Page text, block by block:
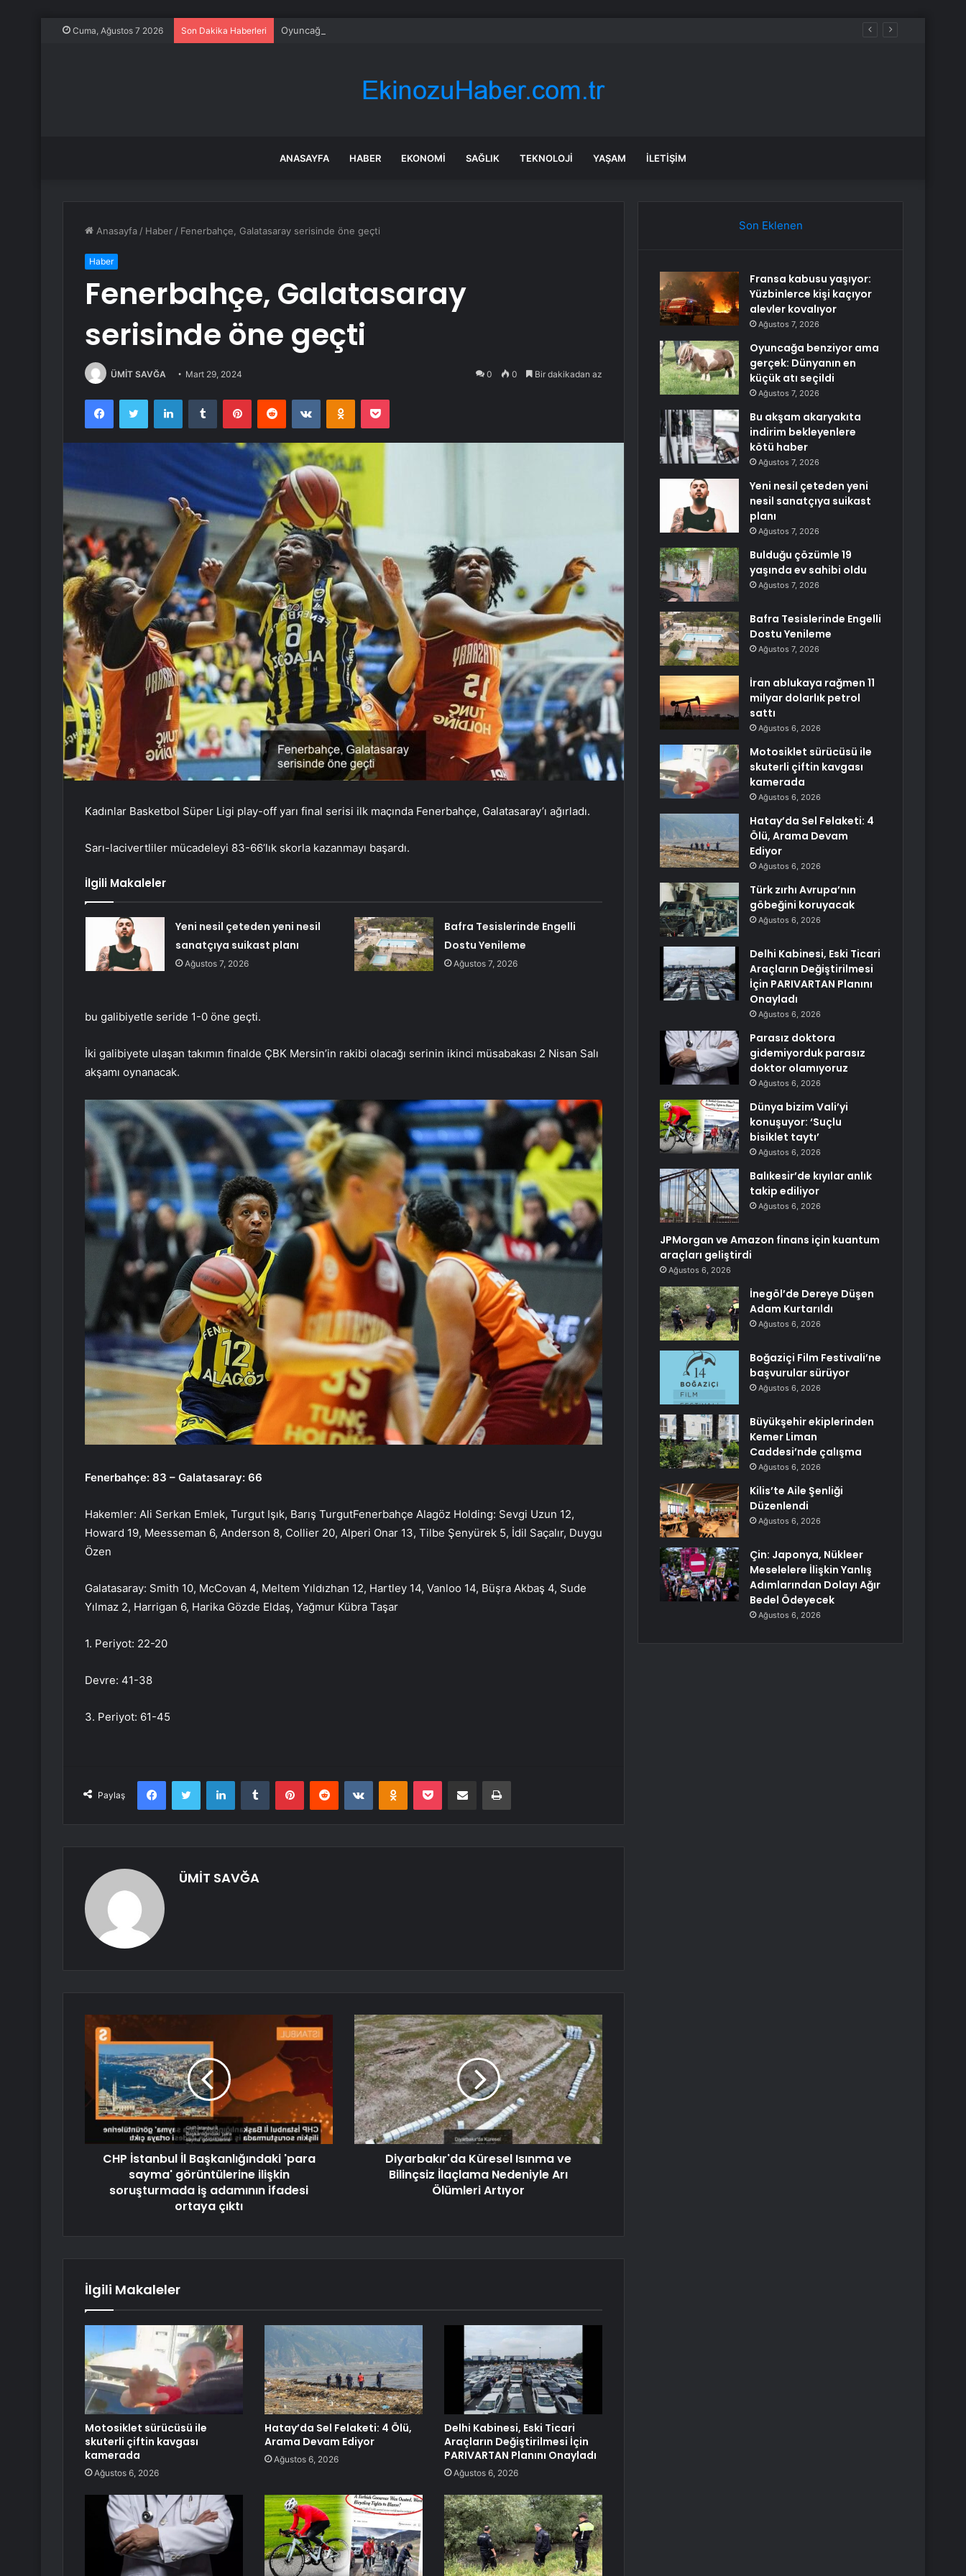
Cuma, Ağustos 7 2026 Son Dakika Haberleri Oyuncağa benziyor ama gerçek: Dünyanın en küçük atı seçildi
ANASAYFA HABER EKONOMI SAĞLIK TEKNOLOJI YAŞAM İLETIŞIM
Anasayfa / Haber / Fenerbahçe, Galatasaray serisinde öne geçti
Haber
Fenerbahçe, Galatasaray
serisinde öne geçti
ÜMİT SAVĞA Mart 29, 2024 0 0 Bir dakikadan az
FacebookTwitter LinkedInTumblr PinterestReddit VKontakteOdnoklassniki
Pocket
Kadınlar Basketbol Süper Ligi play-off yarı final serisi ilk maçında Fenerbahçe, Galatasaray’ı ağırladı.
Sarı-lacivertliler mücadeleyi 83-66’lık skorla kazanmayı başardı.
İlgili Makaleler
Yeni nesil çeteden yeni nesil
sanatçıya suikast planı
Ağustos 7, 2026
Bafra Tesislerinde Engelli
Dostu Yenileme
Ağustos 7, 2026
bu galibiyetle seride 1-0 öne geçti.
İki galibiyete ulaşan takımın finalde ÇBK Mersin’in rakibi olacağı serinin ikinci müsabakası 2 Nisan Salı
akşamı oynanacak.
Fenerbahçe: 83 – Galatasaray: 66
Hakemler: Ali Serkan Emlek, Turgut Işık, Barış TurgutFenerbahçe Alagöz Holding: Sevgi Uzun 12,
Howard 19, Meesseman 6, Anderson 8, Collier 20, Alperi Onar 13, Tilbe Şenyürek 5, İdil Saçalır, Duygu
Özen
Galatasaray: Smith 10, McCovan 4, Meltem Yıldızhan 12, Hartley 14, Vanloo 14, Büşra Akbaş 4, Sude
Yılmaz 2, Harrigan 6, Harika Gözde Eldaş, Yağmur Kübra Taşar
1. Periyot: 22-20
Devre: 41-38
3. Periyot: 61-45
Paylaş
FacebookTwitter LinkedInTumblr PinterestReddit VKontakteOdnoklassniki
Pocket E-Posta ile paylaş Yazdır
ÜMİT SAVĞA
CHP İstanbul İl Başkanlığındaki 'para
sayma' görüntülerine ilişkin
soruşturmada iş adamının ifadesi
ortaya çıktı
Diyarbakır'da Küresel Isınma ve
Bilinçsiz İlaçlama Nedeniyle Arı
Ölümleri Artıyor
İlgili Makaleler
Motosiklet sürücüsü ile
skuterli çiftin kavgası
kamerada
Ağustos 6, 2026
Hatay’da Sel Felaketi: 4 Ölü,
Arama Devam Ediyor
Ağustos 6, 2026
Delhi Kabinesi, Eski Ticari
Araçların Değiştirilmesi İçin
PARIVARTAN Planını Onayladı
Ağustos 6, 2026
Son Eklenen
Fransa kabusu yaşıyor:
Yüzbinlerce kişi kaçıyor
alevler kovalıyor
Ağustos 7, 2026
Oyuncağa benziyor ama
gerçek: Dünyanın en
küçük atı seçildi
Ağustos 7, 2026
Bu akşam akaryakıta
indirim bekleyenlere
kötü haber
Ağustos 7, 2026
Yeni nesil çeteden yeni
nesil sanatçıya suikast
planı
Ağustos 7, 2026
Bulduğu çözümle 19
yaşında ev sahibi oldu
Ağustos 7, 2026
Bafra Tesislerinde Engelli
Dostu Yenileme
Ağustos 7, 2026
İran ablukaya rağmen 11
milyar dolarlık petrol
sattı
Ağustos 6, 2026
Motosiklet sürücüsü ile
skuterli çiftin kavgası
kamerada
Ağustos 6, 2026
Hatay’da Sel Felaketi: 4
Ölü, Arama Devam
Ediyor
Ağustos 6, 2026
Türk zırhı Avrupa’nın
göbeğini koruyacak
Ağustos 6, 2026
Delhi Kabinesi, Eski Ticari
Araçların Değiştirilmesi
İçin PARIVARTAN Planını
Onayladı
Ağustos 6, 2026
Parasız doktora
gidemiyorduk parasız
doktor olamıyoruz
Ağustos 6, 2026
Dünya bizim Vali’yi
konuşuyor: ‘Suçlu
bisiklet taytı’
Ağustos 6, 2026
Balıkesir’de kıyılar anlık
takip ediliyor
Ağustos 6, 2026
JPMorgan ve Amazon finans için kuantum
araçları geliştirdi
Ağustos 6, 2026
İnegöl’de Dereye Düşen
Adam Kurtarıldı
Ağustos 6, 2026
Boğaziçi Film Festivali’ne
başvurular sürüyor
Ağustos 6, 2026
Büyükşehir ekiplerinden
Kemer Liman
Caddesi’nde çalışma
Ağustos 6, 2026
Kilis’te Aile Şenliği
Düzenlendi
Ağustos 6, 2026
Çin: Japonya, Nükleer
Meselelere İlişkin Yanlış
Adımlarından Dolayı Ağır
Bedel Ödeyecek
Ağustos 6, 2026